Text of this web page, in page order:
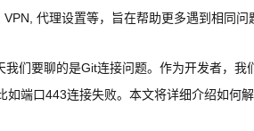
代理设置等，旨在帮助更多遇到相同问
们要聊的是Git连接问题。作为开发者，
如端口443连接失败。本文将详细介绍如何